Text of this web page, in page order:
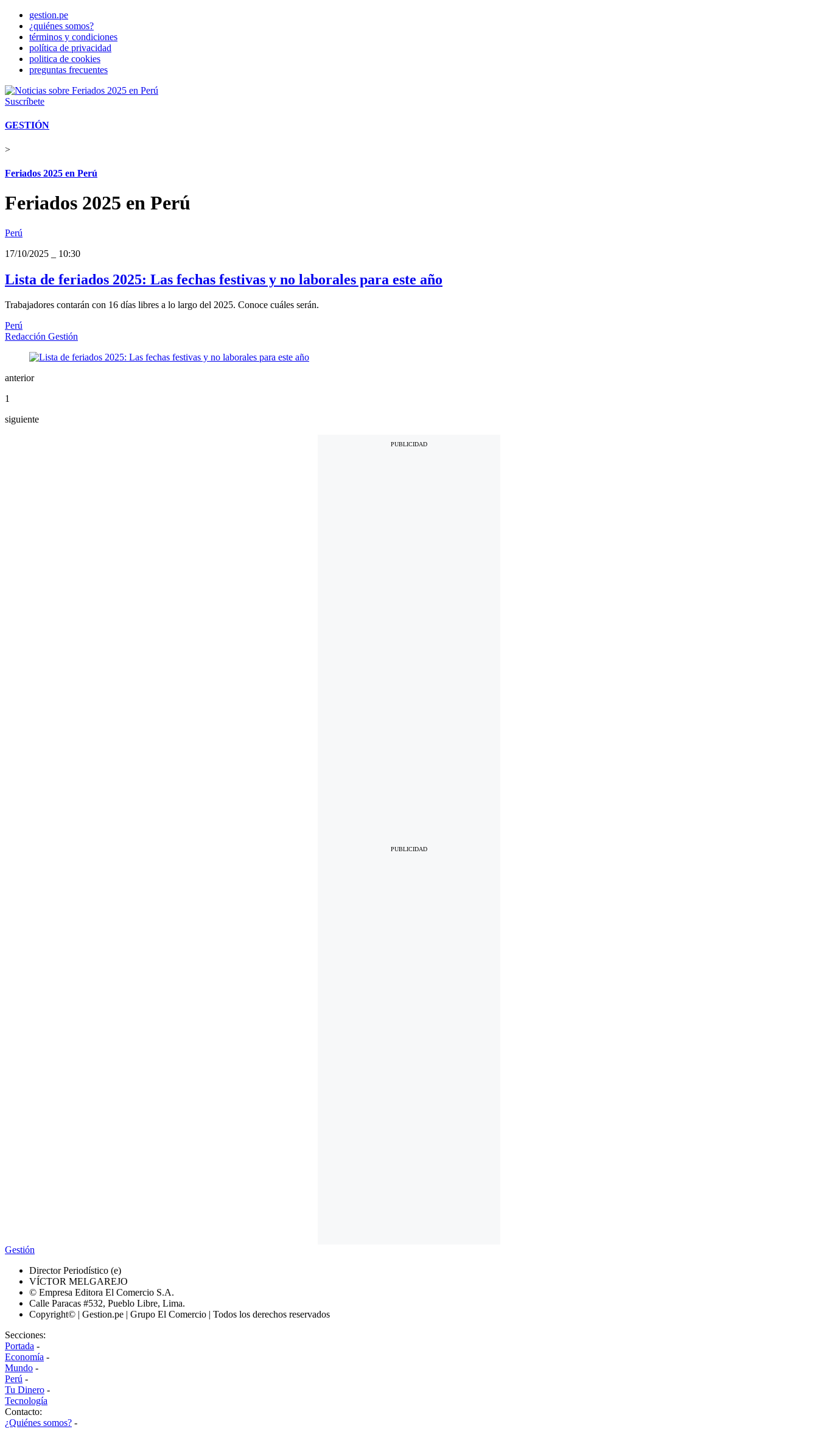
gestion.pe
¿quiénes somos?
términos y condiciones
política de privacidad
politica de cookies
preguntas frecuentes
Suscríbete
GESTIÓN
>
Feriados 2025 en Perú
Feriados 2025 en Perú
Perú
17/10/2025
10:30
Lista de feriados 2025: Las fechas festivas y no laborales para este año
Trabajadores contarán con 16 días libres a lo largo del 2025. Conoce cuáles serán.
Perú
Redacción Gestión
anterior
1
siguiente
Gestión
Director Periodístico (e)
VÍCTOR MELGAREJO
© Empresa Editora El Comercio S.A.
Calle Paracas #532, Pueblo Libre, Lima.
Copyright© | Gestion.pe | Grupo El Comercio | Todos los derechos reservados
Secciones:
Portada -
Economía -
Mundo -
Perú -
Tu Dinero -
Tecnología
Contacto:
¿Quiénes somos? -